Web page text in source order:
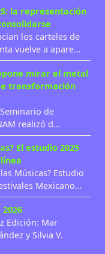
la representación
los carteles de
vuelve a apare…
mirar el metal
transformación
de
realizó d…
El estudio 2025
Músicas? Estudio
Mexicano…
Edición: Mar
y Silvia V.